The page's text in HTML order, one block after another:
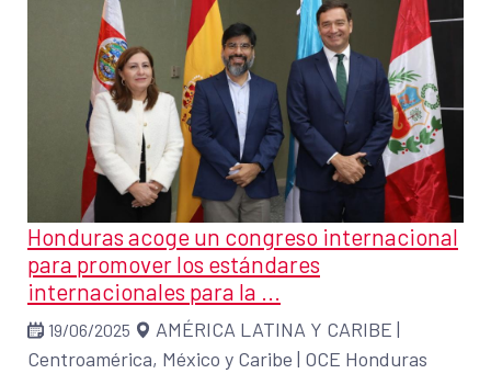
Honduras acoge un congreso internacional
para promover los estándares
internacionales para la ...
19/06/2025 AMÉRICA LATINA Y CARIBE |
Centroamérica, México y Caribe | OCE Honduras